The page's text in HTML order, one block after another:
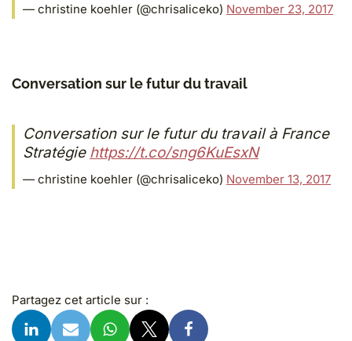
— christine koehler (@chrisaliceko) November 23, 2017
Conversation sur le futur du travail
Conversation sur le futur du travail à France
Stratégie https://t.co/sng6KuEsxN
— christine koehler (@chrisaliceko) November 13, 2017
Partagez cet article sur :